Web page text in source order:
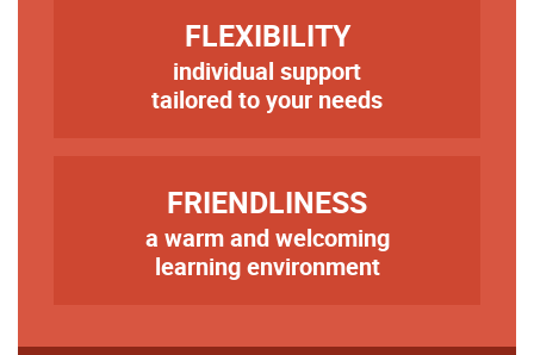
FLEXIBILITY
individual support
tailored to your needs
FRIENDLINESS
a warm and welcoming
learning environment